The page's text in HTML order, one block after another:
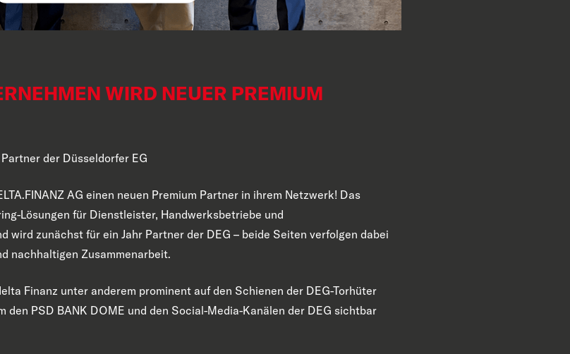
WIRD NEUER PREMIUM
der Düsseldorfer EG
AG einen neuen Premium Partner in ihrem Netzwerk! Das
Lösungen für Dienstleister, Handwerksbetriebe und
wird zunächst für ein Jahr Partner der DEG – beide Seiten verfolgen dabei
nachhaltigen Zusammenarbeit.
Finanz unter anderem prominent auf den Schienen der DEG-Torhüter
den PSD BANK DOME und den Social-Media-Kanälen der DEG sichtbar